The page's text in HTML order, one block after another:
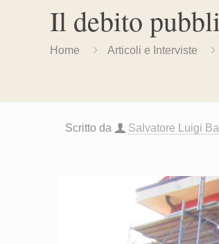
Il debito
Home Articoli e Interviste
Scritto da Salvatore Luigi